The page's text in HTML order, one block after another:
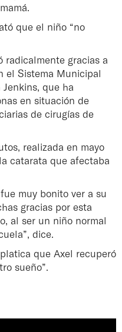
que el niño “no
radicalmente gracias a
el Sistema Municipal
que ha
en situación de
de cirugías de
realizada en mayo
catarata que afectaba
muy bonito ver a su
gracias por esta
al ser un niño normal
dice.
que Axel recuperó
sueño”.